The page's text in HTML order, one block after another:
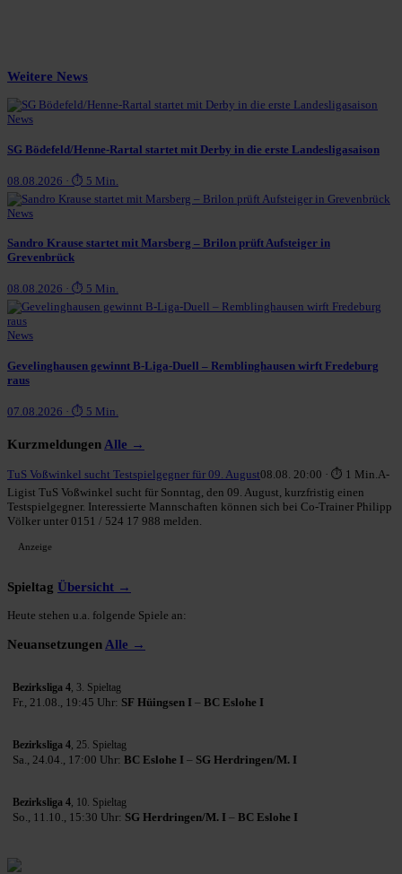
Weitere News
News
SG Bödefeld/Henne-Rartal startet mit Derby in die erste Landesligasaison
08.08.2026 · ⏱ 5 Min.
News
Sandro Krause startet mit Marsberg – Brilon prüft Aufsteiger in
Grevenbrück
08.08.2026 · ⏱ 5 Min.
News
Gevelinghausen gewinnt B-Liga-Duell – Remblinghausen wirft Fredeburg
raus
07.08.2026 · ⏱ 5 Min.
Kurzmeldungen Alle →
TuS Voßwinkel sucht Testspielgegner für 09. August08.08. 20:00 · ⏱ 1 Min.A-
Ligist TuS Voßwinkel sucht für Sonntag, den 09. August, kurzfristig einen
Testspielgegner. Interessierte Mannschaften können sich bei Co-Trainer Philipp
Völker unter 0151 / 524 17 988 melden.
Anzeige
Spieltag Übersicht →
Heute stehen u.a. folgende Spiele an:
Neuansetzungen Alle →
Bezirksliga 4, 3. Spieltag
Fr., 21.08., 19:45 Uhr: SF Hüingsen I – BC Eslohe I
Bezirksliga 4, 25. Spieltag
Sa., 24.04., 17:00 Uhr: BC Eslohe I – SG Herdringen/M. I
Bezirksliga 4, 10. Spieltag
So., 11.10., 15:30 Uhr: SG Herdringen/M. I – BC Eslohe I